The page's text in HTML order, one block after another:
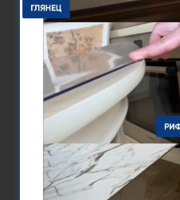
2015-2026 © FlexProtect